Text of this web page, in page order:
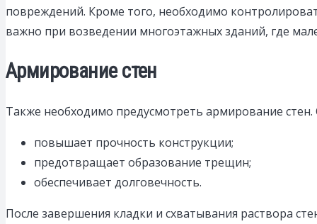
повреждений. Кроме того, необходимо
важно при возведении многоэтажных зданий, где
Армирование стен
Также необходимо предусмотреть армирование
повышает прочность конструкции;
предотвращает образование трещин;
обеспечивает долговечность.
После завершения кладки и схватывания раствора